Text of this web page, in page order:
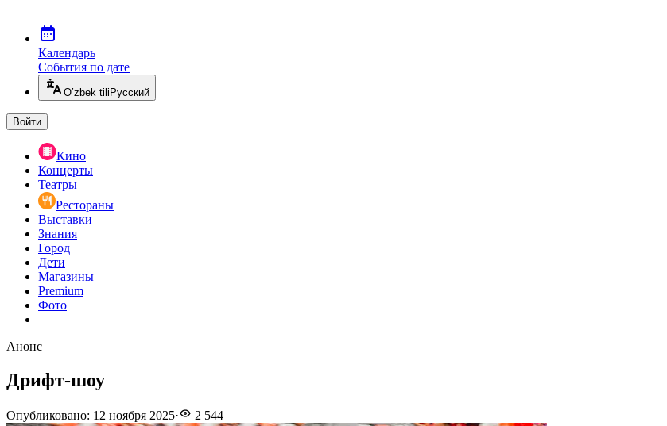
Календарь
События по дате
O’zbek tili Русский
Войти
Кино
Концерты
Театры
Рестораны
Выставки
Знания
Город
Дети
Магазины
Premium
Фото
Анонс
Дрифт-шоу
Опубликовано: 12 ноября 2025· 2 544